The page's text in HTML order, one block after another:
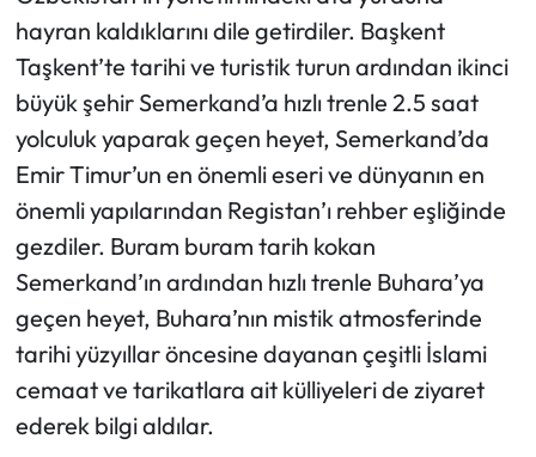
hayran kaldıklarını dile getirdiler. Başkent
Taşkent’te tarihi ve turistik turun ardından ikinci
büyük şehir Semerkand’a hızlı trenle 2.5 saat
yolculuk yaparak geçen heyet, Semerkand’da
Emir Timur’un en önemli eseri ve dünyanın en
önemli yapılarından Registan’ı rehber eşliğinde
gezdiler. Buram buram tarih kokan
Semerkand’ın ardından hızlı trenle Buhara’ya
geçen heyet, Buhara’nın mistik atmosferinde
tarihi yüzyıllar öncesine dayanan çeşitli İslami
cemaat ve tarikatlara ait külliyeleri de ziyaret
ederek bilgi aldılar.